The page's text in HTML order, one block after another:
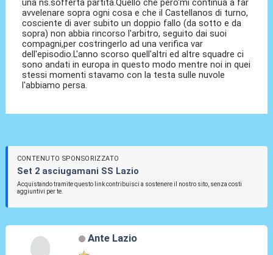
una ns.sofferta partita.Quello che pero'mi continua a far
avvelenare sopra ogni cosa e che il Castellanos di turno,
cosciente di aver subito un doppio fallo (da sotto e da
sopra) non abbia rincorso l'arbitro, seguito dai suoi
compagni,per costringerlo ad una verifica var
dell'episodio.L'anno scorso quell'altri ed altre squadre ci
sono andati in europa in questo modo mentre noi in quei
stessi momenti stavamo con la testa sulle nuvole
l'abbiamo persa.
CONTENUTO SPONSORIZZATO
Set 2 asciugamani SS Lazio
Acquistando tramite questo link contribuisci a sostenere il nostro sito, senza costi
aggiuntivi per te.
Ante Lazio